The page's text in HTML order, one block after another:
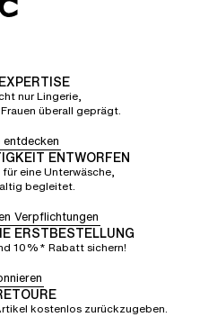
nur Lingerie,
überall geprägt.
ENTWORFEN
eine Unterwäsche,
begleitet.
Verpflichtungen
ERSTBESTELLUNG
10%* Rabatt sichern!
kostenlos zurückzugeben.